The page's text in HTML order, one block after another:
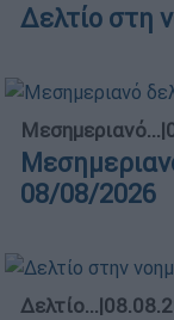
Δελτίο στη
Μεσημεριανό...|
08/08/2026
Δελτίο...|